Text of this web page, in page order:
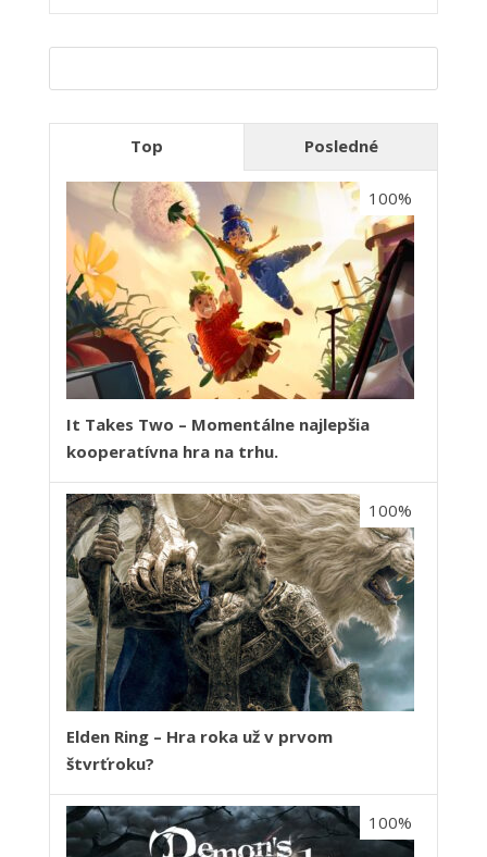
Top Posledné
It Takes Two – Momentálne najlepšia
kooperatívna hra na trhu.
100%
Elden Ring – Hra roka už v prvom
štvrťroku?
100%
100%